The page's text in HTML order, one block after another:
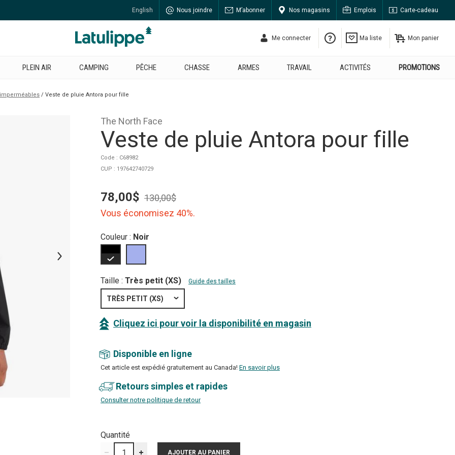
English Nous joindre M’abonner Nos magasins Emplois Carte-cadeau
Me connecter Ma liste Mon panier
PLEIN AIR CAMPING PÊCHE CHASSE ARMES TRAVAIL ACTIVITÉS PROMOTIONS
Veste de pluie Antora pour fille
The North Face
Veste de pluie Antora pour fille
Code : C68982
CUP : 197642740729
78,00$ 130,00$
Vous économisez 40%.
Couleur : Noir
Taille : Très petit (XS) Guide des tailles
TRÈS PETIT (XS)
Cliquez ici pour voir la disponibilité en magasin
Disponible en ligne
Cet article est expédié gratuitement au Canada! En savoir plus
Retours simples et rapides
Consulter notre politique de retour
Quantité